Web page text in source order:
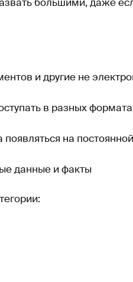
и другие не
в разных
на
данные и факты